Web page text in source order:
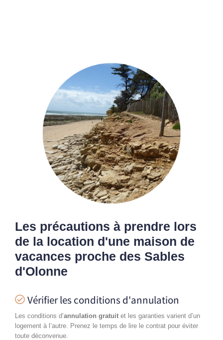
Les précautions à prendre lors
de la location d'une maison de
vacances proche des Sables
d'Olonne
Vérifier les conditions d'annulation
Les conditions d’annulation gratuit et les garanties varient d’un
logement à l’autre. Prenez le temps de lire le contrat pour éviter
toute déconvenue.